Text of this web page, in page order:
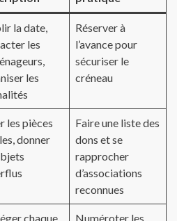
la date,
les
les
Réserver à
l’avance pour
sécuriser le
créneau
les pièces
donner
Faire une liste des
dons et se
rapprocher
d’associations
reconnues
chaque Numéroter les